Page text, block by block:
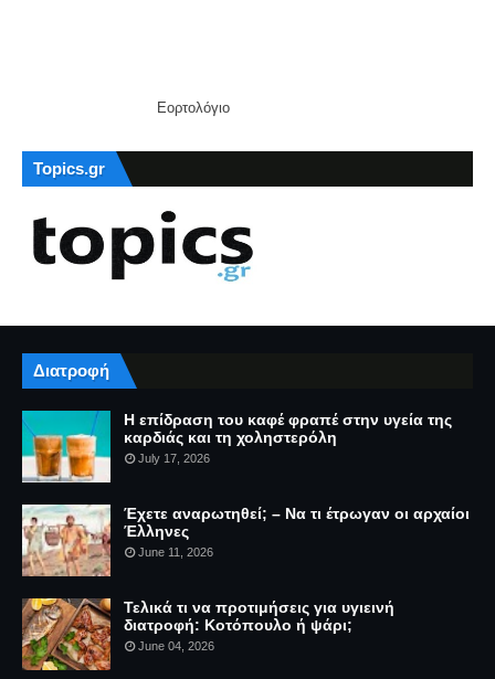
Εορτολόγιο
Topics.gr
Διατροφή
Η επίδραση του καφέ φραπέ στην υγεία της
καρδιάς και τη χοληστερόλη
July 17, 2026
Έχετε αναρωτηθεί; – Να τι έτρωγαν οι αρχαίοι
Έλληνες
June 11, 2026
Τελικά τι να προτιμήσεις για υγιεινή
διατροφή: Κοτόπουλο ή ψάρι;
June 04, 2026